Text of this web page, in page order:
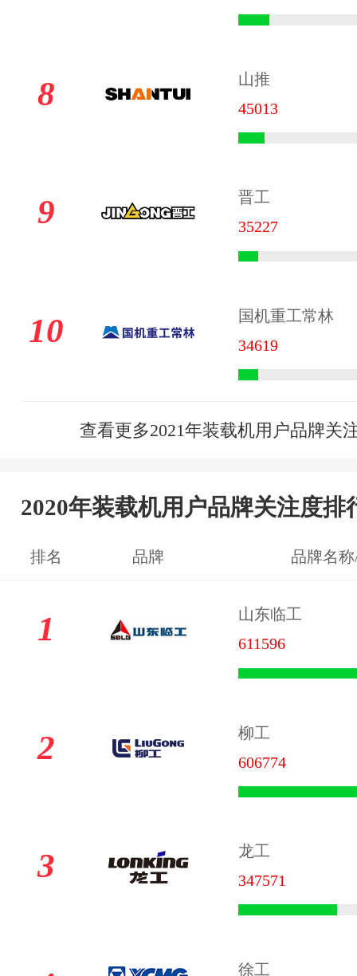
8
山推
45013
9
晋工
35227
10
国机重工常林
34619
查看更多2021年装载机用户品牌关
2020年装载机用户品牌关注度排
排名 品牌 品牌名
1
山东临工
611596
2
柳工
606774
3
龙工
347571
徐工